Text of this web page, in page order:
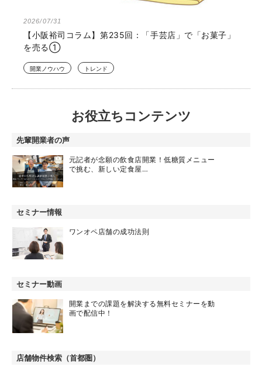
2026/07/31
【小阪裕司コラム】第235回：「手芸店」で「お菓子」
を売る①
開業ノウハウ トレンド
お役立ちコンテンツ
先輩開業者の声
元記者が念願の飲食店開業！低糖質メニュー
で挑む、新しい定食屋…
セミナー情報
ワンオペ店舗の成功法則
セミナー動画
開業までの課題を解決する無料セミナーを動
画で配信中！
店舗物件検索（首都圏）